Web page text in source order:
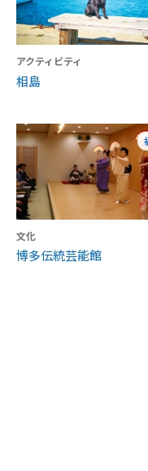
アクティビティ
相島
文化
博多伝統芸能館